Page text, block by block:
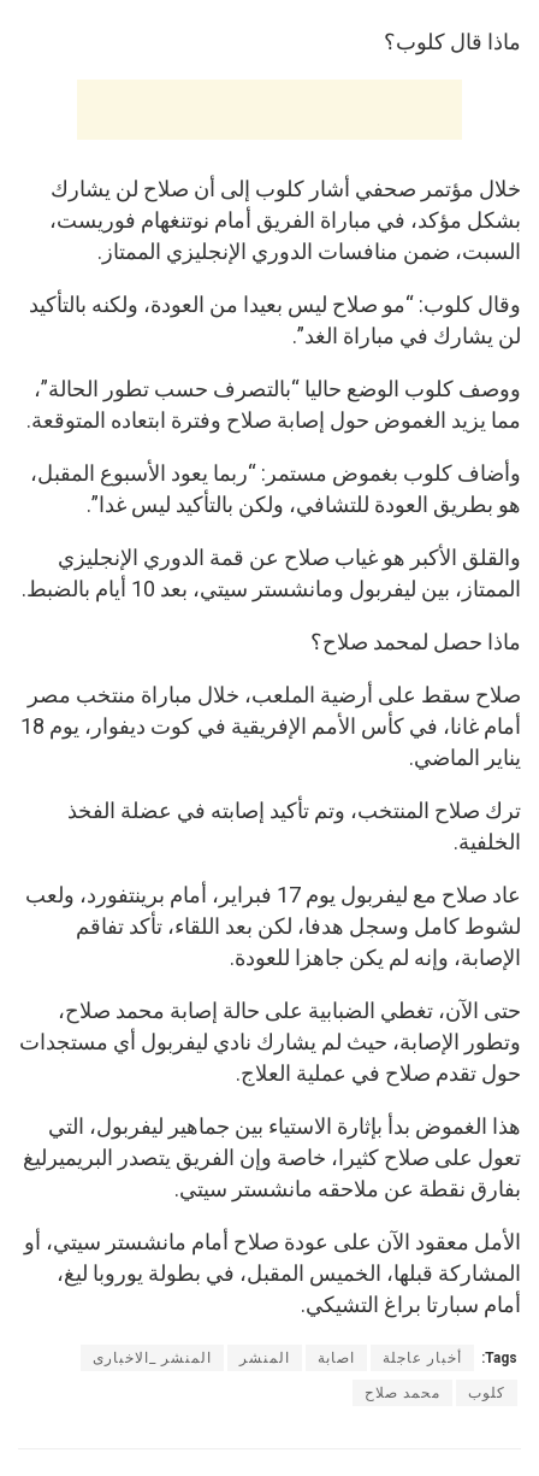
ماذا قال كلوب؟
خلال مؤتمر صحفي أشار كلوب إلى أن صلاح لن يشارك
بشكل مؤكد، في مباراة الفريق أمام نوتنغهام فوريست،
السبت، ضمن منافسات الدوري الإنجليزي الممتاز.
وقال كلوب: “مو صلاح ليس بعيدا من العودة، ولكنه بالتأكيد
لن يشارك في مباراة الغد”.
ووصف كلوب الوضع حاليا “بالتصرف حسب تطور الحالة”،
مما يزيد الغموض حول إصابة صلاح وفترة ابتعاده المتوقعة.
وأضاف كلوب بغموض مستمر: “ربما يعود الأسبوع المقبل،
هو بطريق العودة للتشافي، ولكن بالتأكيد ليس غدا”.
والقلق الأكبر هو غياب صلاح عن قمة الدوري الإنجليزي
الممتاز، بين ليفربول ومانشستر سيتي، بعد 10 أيام بالضبط.
ماذا حصل لمحمد صلاح؟
صلاح سقط على أرضية الملعب، خلال مباراة منتخب مصر
أمام غانا، في كأس الأمم الإفريقية في كوت ديفوار، يوم 18
يناير الماضي.
ترك صلاح المنتخب، وتم تأكيد إصابته في عضلة الفخذ
الخلفية.
عاد صلاح مع ليفربول يوم 17 فبراير، أمام برينتفورد، ولعب
لشوط كامل وسجل هدفا، لكن بعد اللقاء، تأكد تفاقم
الإصابة، وإنه لم يكن جاهزا للعودة.
حتى الآن، تغطي الضبابية على حالة إصابة محمد صلاح،
وتطور الإصابة، حيث لم يشارك نادي ليفربول أي مستجدات
حول تقدم صلاح في عملية العلاج.
هذا الغموض بدأ بإثارة الاستياء بين جماهير ليفربول، التي
تعول على صلاح كثيرا، خاصة وإن الفريق يتصدر البريميرليغ
بفارق نقطة عن ملاحقه مانشستر سيتي.
الأمل معقود الآن على عودة صلاح أمام مانشستر سيتي، أو
المشاركة قبلها، الخميس المقبل، في بطولة يوروبا ليغ،
أمام سبارتا براغ التشيكي.
Tags: أخبار عاجلة اصابة المنشر المنشر _الاخبارى
كلوب محمد صلاح